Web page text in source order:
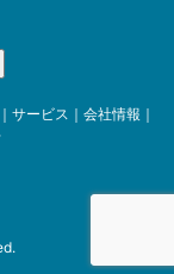
｜ サービス ｜ 会社情報 ｜